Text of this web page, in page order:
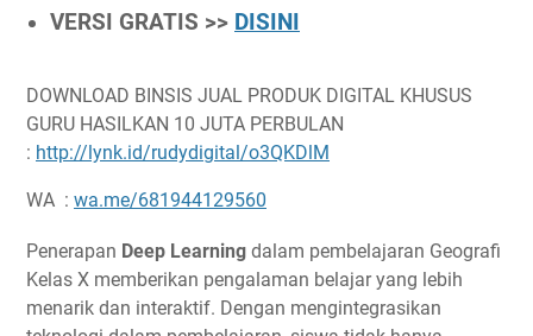
VERSI GRATIS >> DISINI
DOWNLOAD BINSIS JUAL PRODUK DIGITAL KHUSUS
GURU HASILKAN 10 JUTA PERBULAN
: http://lynk.id/rudydigital/o3QKDlM
WA : wa.me/681944129560
Penerapan Deep Learning dalam pembelajaran Geografi
Kelas X memberikan pengalaman belajar yang lebih
menarik dan interaktif. Dengan mengintegrasikan